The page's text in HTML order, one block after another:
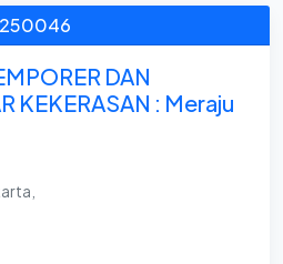
DAN
KEKERASAN : Meraju